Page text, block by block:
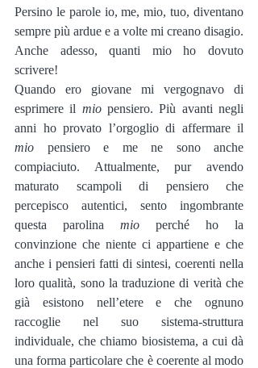
Persino le parole io, me, mio, tuo, diventano
sempre più ardue e a volte mi creano disagio.
Anche adesso, quanti mio ho dovuto
scrivere!
Quando ero giovane mi vergognavo di
esprimere il mio pensiero. Più avanti negli
mio pensiero e me ne sono anche
compiaciuto. Attualmente, pur avendo
maturato scampoli di pensiero che
percepisco autentici, sento ingombrante
questa parolina mio perché ho la
convinzione che niente ci appartiene e che
anche i pensieri fatti di sintesi, coerenti nella
loro qualità, sono la traduzione di verità che
già esistono nell’etere e che ognuno
raccoglie nel suo sistema-struttura
individuale, che chiamo biosistema, a cui dà
una forma particolare che è coerente al modo